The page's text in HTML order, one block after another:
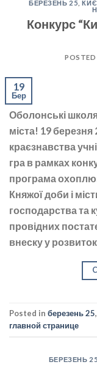
БЕРЕЗЕНЬ 25 ,
Конкурс
19
Бер
Оболонські
міста! 19 березня
краєзнавства
гра в рамках
програма
Княжої доби і
господарства та
провідних
внеску у
Posted in березень 25,
главной странице
БЕРЕЗЕНЬ 25